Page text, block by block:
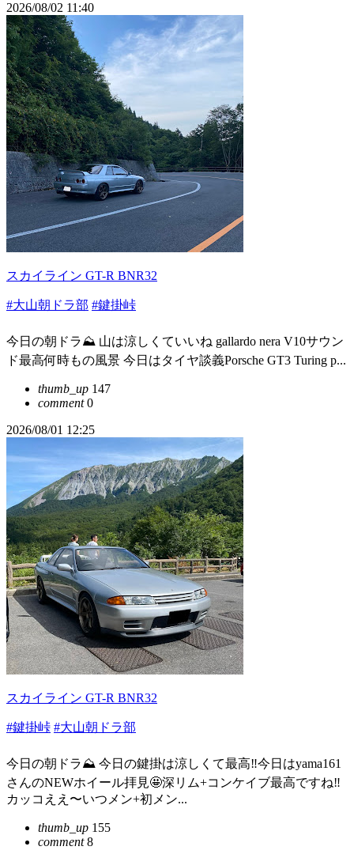
2026/08/02 11:40
スカイライン GT-R BNR32
#大山朝ドラ部 #鍵掛峠
今日の朝ドラ⛰️ 山は涼しくていいね gallardo nera V10サウン
ド最高何時もの風景 今日はタイヤ談義Porsche GT3 Turing p...
thumb_up 147
comment0
2026/08/01 12:25
スカイライン GT-R BNR32
#鍵掛峠 #大山朝ドラ部
今日の朝ドラ⛰️ 今日の鍵掛は涼しくて最高‼︎今日はyama161
さんのNEWホイール拝見🤩深リム+コンケイブ最高ですね‼︎
カッコええ〜いつメン+初メン...
thumb_up 155
comment8